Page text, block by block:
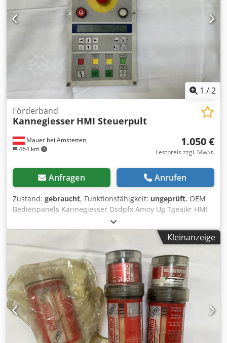
1 /2
Mauer bei Amstetten
464 km
Förderband
Kannegiesser HMI Steuerpult
1.050 €
Festpreis zzgl. MwSt.
Anfragen Anrufen
Zustand: gebraucht, Funktionsfähigkeit: ungeprüft, OEM
Bedienpanels Kannegiesser Dsdpfx Amoy Ug Tgeajkr HMI
Kleinanzeige